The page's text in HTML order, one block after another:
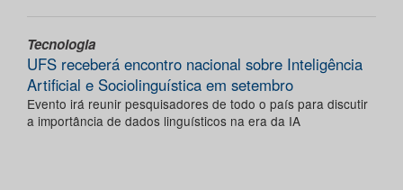
Tecnologia
UFS receberá encontro nacional sobre Inteligência
Artificial e Sociolinguística em setembro
Evento irá reunir pesquisadores de todo o país para discutir
a importância de dados linguísticos na era da IA